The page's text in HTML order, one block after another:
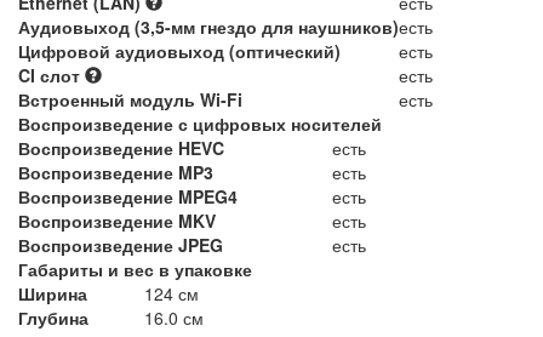
Аудиовыход (3,5-мм гнездо для наушников)есть
Цифровой аудиовыход (оптический)
есть
CI слот
есть
Встроенный модуль Wi-Fi
есть
Воспроизведение с цифровых носителей
Воспроизведение HEVC
есть
Воспроизведение MP3
есть
Воспроизведение MPEG4
есть
Воспроизведение MKV
есть
Воспроизведение JPEG
есть
Габариты и вес в упаковке
Ширина
124 см
Глубина
16.0 см